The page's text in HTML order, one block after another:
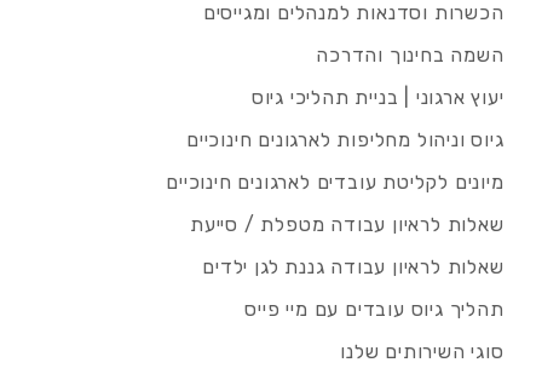
הכשרות וסדנאות למנהלים ומגייסים
השמה בחינוך והדרכה
יעוץ ארגוני | בניית תהליכי גיוס
גיוס וניהול מחליפות לארגונים חינוכיים
מיונים לקליטת עובדים לארגונים חינוכיים
שאלות לראיון עבודה מטפלת / סייעת
שאלות לראיון עבודה גננת לגן ילדים
תהליך גיוס עובדים עם מיי פייס
סוגי השירותים שלנו